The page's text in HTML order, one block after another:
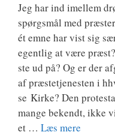
Jeg har ind imel­lem
spørgs­mål med
ét emne har vist sig
egent­lig at være
ste ud på? Og er der
af præ­ste­tje­ne­sten i
se Kir­ke? Den
man­ge bekendt, ikke
et … Læs mere